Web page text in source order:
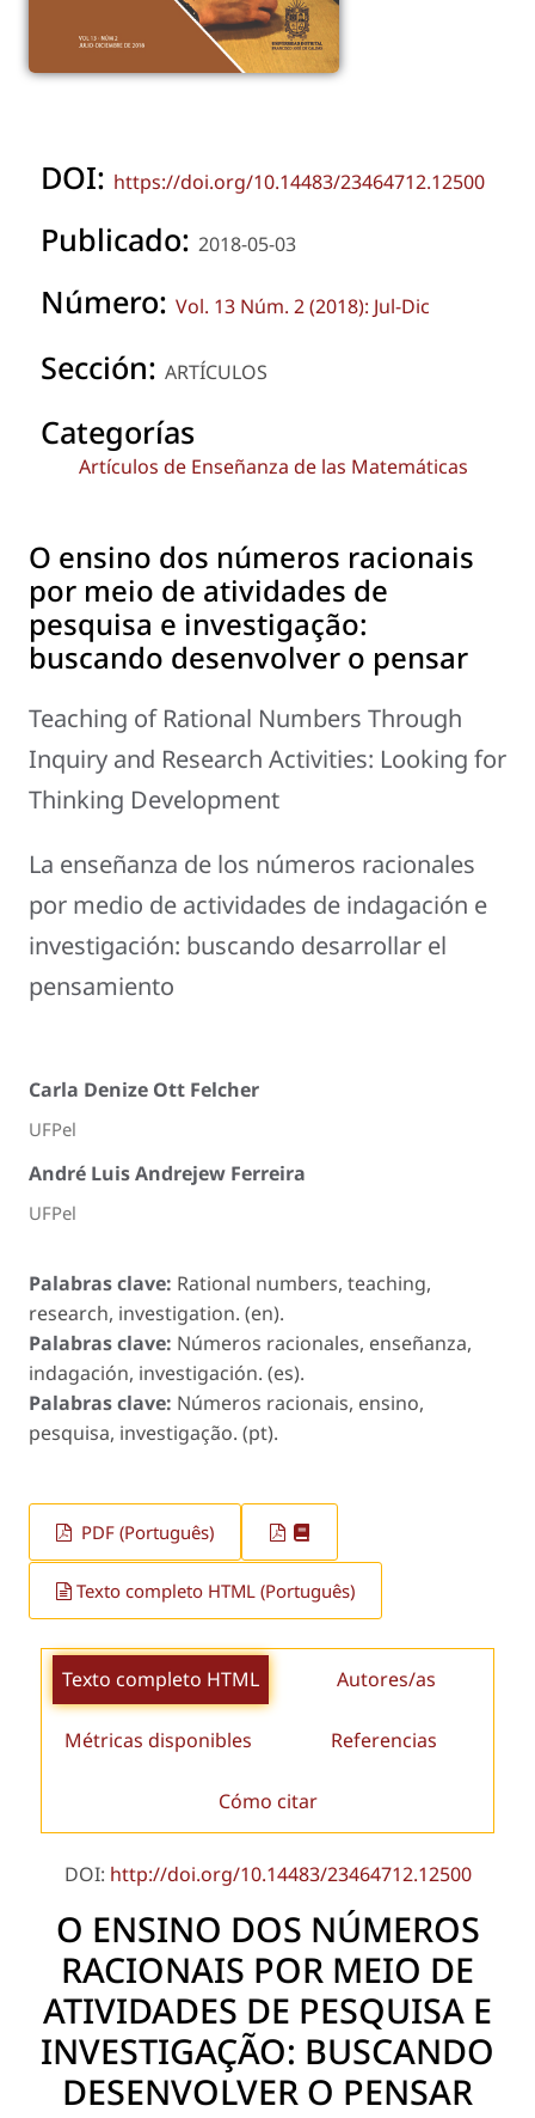
DOI: https://doi.org/10.14483/23464712.12500
Publicado: 2018-05-03
Número: Vol. 13 Núm. 2 (2018): Jul-Dic
Sección: ARTÍCULOS
Categorías
Artículos de Enseñanza de las Matemáticas
O ensino dos números racionais
por meio de atividades de
pesquisa e investigação:
buscando desenvolver o pensar
Teaching of Rational Numbers Through
Inquiry and Research Activities: Looking for
Thinking Development
La enseñanza de los números racionales
por medio de actividades de indagación e
investigación: buscando desarrollar el
pensamiento
Carla Denize Ott Felcher
UFPel
André Luis Andrejew Ferreira
UFPel
Palabras clave: Rational numbers, teaching,
research, investigation. (en).
Palabras clave: Números racionales, enseñanza,
indagación, investigación. (es).
Palabras clave: Números racionais, ensino,
pesquisa, investigação. (pt).
PDF (Português)
Texto completo HTML (Português)
Texto completo HTML Autores/as
Métricas disponibles Referencias
Cómo citar
DOI: http://doi.org/10.14483/23464712.12500
O ENSINO DOS NÚMEROS
RACIONAIS POR MEIO DE
ATIVIDADES DE PESQUISA E
INVESTIGAÇÃO: BUSCANDO
DESENVOLVER O PENSAR